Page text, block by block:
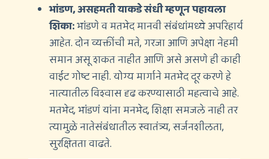
भांडण, असहमती याकडे संधी म्हणून पहायला
शिका:भांडणे व मतभेद मानवी संबंधांमध्ये अपरिहार्य
आहेत. दोन व्यक्तींची मते, गरजा आणि अपेक्षा नेहमी
समान असू शकत नाहीत आणि असे असणे ही काही
वाईट गोष्ट नाही. योग्य मार्गाने मतभेद दूर करणे हे
नात्यातील विश्वास दृढ करण्यासाठी महत्वाचे आहे.
मतभेद, भांडणं यांना मनभेद, शिक्षा समजले नाही तर
त्यामुळे नातेसंबंधातील स्वातंत्र्य, सर्जनशीलता,
सुरक्षितता वाढते.